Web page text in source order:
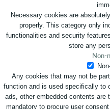
Necessary cookies are
properly. This category only
functionalities and security
store any
Non-
Any cookies that may not be
function and is used specifically to
ads, other embedded contents
mandatory to procure user